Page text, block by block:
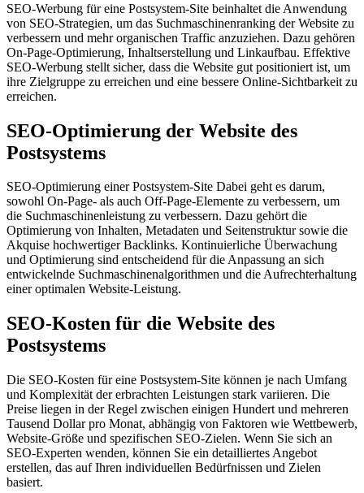
SEO-Werbung für eine Postsystem-Site beinhaltet die Anwendung
von SEO-Strategien, um das Suchmaschinenranking der Website zu
verbessern und mehr organischen Traffic anzuziehen. Dazu gehören
On-Page-Optimierung, Inhaltserstellung und Linkaufbau. Effektive
SEO-Werbung stellt sicher, dass die Website gut positioniert ist, um
ihre Zielgruppe zu erreichen und eine bessere Online-Sichtbarkeit zu
erreichen.
SEO-Optimierung der Website des
Postsystems
SEO-Optimierung einer Postsystem-Site Dabei geht es darum,
sowohl On-Page- als auch Off-Page-Elemente zu verbessern, um
die Suchmaschinenleistung zu verbessern. Dazu gehört die
Optimierung von Inhalten, Metadaten und Seitenstruktur sowie die
Akquise hochwertiger Backlinks. Kontinuierliche Überwachung
und Optimierung sind entscheidend für die Anpassung an sich
entwickelnde Suchmaschinenalgorithmen und die Aufrechterhaltung
einer optimalen Website-Leistung.
SEO-Kosten für die Website des
Postsystems
Die SEO-Kosten für eine Postsystem-Site können je nach Umfang
und Komplexität der erbrachten Leistungen stark variieren. Die
Preise liegen in der Regel zwischen einigen Hundert und mehreren
Tausend Dollar pro Monat, abhängig von Faktoren wie Wettbewerb,
Website-Größe und spezifischen SEO-Zielen. Wenn Sie sich an
SEO-Experten wenden, können Sie ein detailliertes Angebot
erstellen, das auf Ihren individuellen Bedürfnissen und Zielen
basiert.